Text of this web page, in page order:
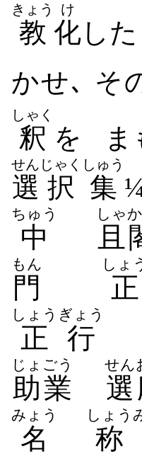
教
きょう
化
け
し​
かせ､ そ
釈
しゃく
を
選
せん
択
じゃく
集
しゅう
中
ちゅう
且
しゃ
門
もん
正
しょ
正行
しょうぎょう
助業
じょごう
選
せん
名
みょう
称
しょう